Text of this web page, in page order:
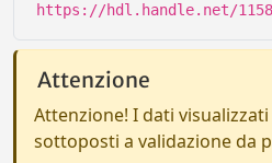
https://hdl.handle.net/
Attenzione
Attenzione! I dati
sottoposti a validazione da